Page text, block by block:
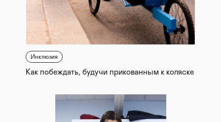
Инклюзия
Как побеждать, будучи прикованным к коляске